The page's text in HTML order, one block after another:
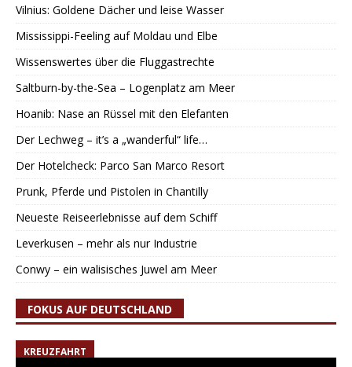
Vilnius: Goldene Dächer und leise Wasser
Mississippi-Feeling auf Moldau und Elbe
Wissenswertes über die Fluggastrechte
Saltburn-by-the-Sea – Logenplatz am Meer
Hoanib: Nase an Rüssel mit den Elefanten
Der Lechweg – it’s a „wanderful“ life…
Der Hotelcheck: Parco San Marco Resort
Prunk, Pferde und Pistolen in Chantilly
Neueste Reiseerlebnisse auf dem Schiff
Leverkusen – mehr als nur Industrie
Conwy – ein walisisches Juwel am Meer
FOKUS AUF DEUTSCHLAND
KREUZFAHRT